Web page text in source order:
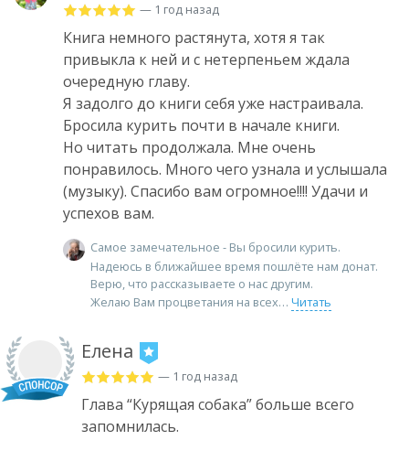
— 1 год назад
Книга немного растянута, хотя я так
привыкла к ней и с нетерпеньем ждала
очередную главу.
Я задолго до книги себя уже настраивала.
Бросила курить почти в начале книги.
Но читать продолжала. Мне очень
понравилось. Много чего узнала и услышала
(музыку). Спасибо вам огромное!!!! Удачи и
успехов вам.
Самое замечательное - Вы бросили курить.
Надеюсь в ближайшее время пошлёте нам донат.
Верю, что рассказываете о нас другим.
Желаю Вам процветания на всех
Читать
Елена
— 1 год назад
Глава “Курящая собака” больше всего
запомнилась.